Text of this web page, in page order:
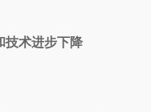
技术进步下降